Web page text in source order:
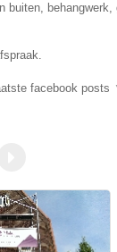
buiten,
facebook posts